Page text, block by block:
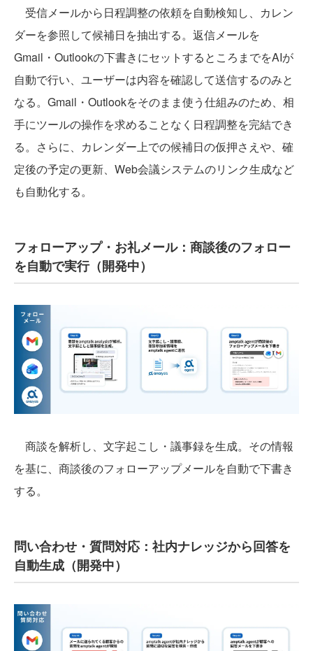
受信メールから日程調整の依頼を自動検知し、カレン
ダーを参照して候補日を抽出する。返信メールを
Gmail・Outlookの下書きにセットするところまでをAIが
自動で行い、ユーザーは内容を確認して送信するのみと
なる。Gmail・Outlookをそのまま使う仕組みのため、相
手にツールの操作を求めることなく日程調整を完結でき
る。さらに、カレンダー上での候補日の仮押さえや、確
定後の予定の更新、Web会議システムのリンク生成など
も自動化する。
フォローアップ・お礼メール：商談後のフォロー
を自動で実行（開発中）
商談を解析し、文字起こし・議事録を生成。その情報
を基に、商談後のフォローアップメールを自動で下書き
する。
問い合わせ・質問対応：社内ナレッジから回答を
自動生成（開発中）